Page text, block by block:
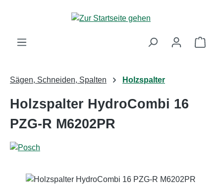
Zum Hauptinhalt springen
Sägen, Schneiden, Spalten Holzspalter
Holzspalter HydroCombi 16
PZG-R M6202PR
Bildergalerie überspringen